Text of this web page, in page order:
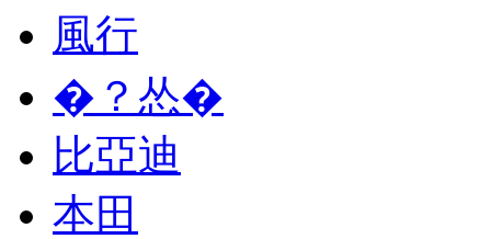
風行
�？怂�
比亞迪
本田